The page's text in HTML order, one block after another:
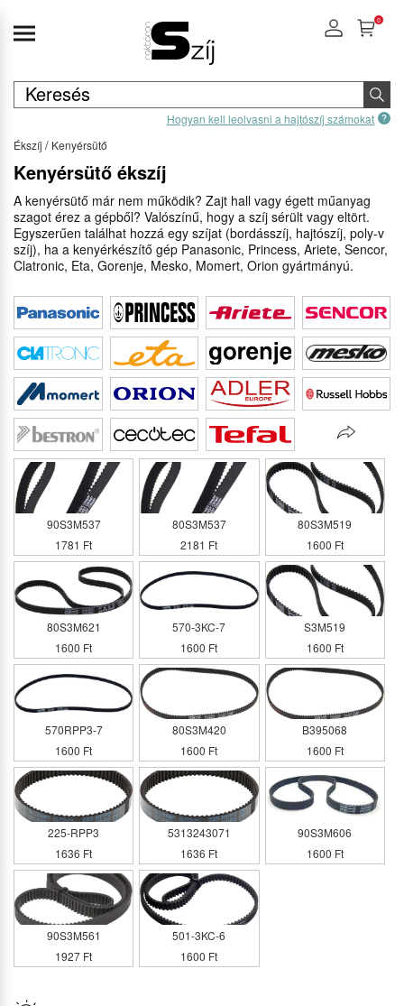
Hogyan kell leolvasni a hajtószíj számokat
0
Ékszíj Kenyérsütő
Kenyérsütő ékszíj
A kenyérsütő már nem működik? Zajt hall vagy égett műanyag
szagot érez a gépből? Valószínű, hogy a szíj sérült vagy eltört.
Egyszerűen találhat hozzá egy szíjat (bordásszíj, hajtószíj, poly-v
szíj), ha a kenyérkészítő gép Panasonic, Princess, Ariete, Sencor,
Clatronic, Eta, Gorenje, Mesko, Momert, Orion gyártmányú.
90S3M537
1781 Ft
80S3M537
2181 Ft
80S3M519
1600 Ft
80S3M621
1600 Ft
570-3KC-7
1600 Ft
S3M519
1600 Ft
570RPP3-7
1600 Ft
80S3M420
1600 Ft
B395068
1600 Ft
225-RPP3
1636 Ft
5313243071
1636 Ft
90S3M606
1600 Ft
90S3M561
1927 Ft
501-3KC-6
1600 Ft